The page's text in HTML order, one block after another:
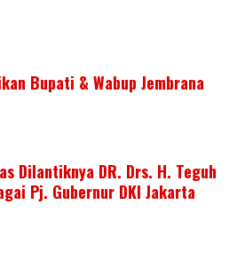
Bupati & Wabup Jembrana
Dilantiknya DR. Drs. H. Teguh
Pj. Gubernur DKI Jakarta